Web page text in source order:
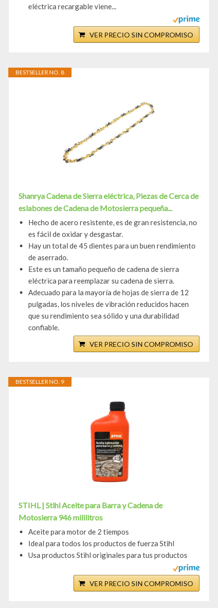
eléctrica recargable viene...
VER PRECIO SIN COMPROMISO
BESTSELLER NO. 8
Shanrya Cadena de Sierra eléctrica, Piezas de Cerca de
eslabones de Cadena de Motosierra pequeña...
Hecho de acero resistente, es de gran resistencia, no
es fácil de oxidar y desgastar.
Hay un total de 45 dientes para un buen rendimiento
de aserrado.
Este es un tamaño pequeño de cadena de sierra
eléctrica para reemplazar su cadena de sierra.
Adecuado para la mayoría de hojas de sierra de 12
pulgadas, los niveles de vibración reducidos hacen
que su rendimiento sea sólido y una durabilidad
confiable.
VER PRECIO SIN COMPROMISO
BESTSELLER NO. 9
STIHL | Stihl Aceite para Barra y Cadena de
Motosierra 946 mililitros
Aceite para motor de 2 tiempos
Ideal para todos los productos de fuerza Stihl
Usa productos Stihl originales para tus productos
VER PRECIO SIN COMPROMISO